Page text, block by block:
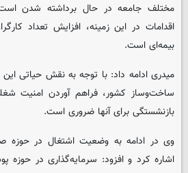
مختلف جامعه در حال برداشته شدن
اقدامات در این زمینه، افزایش تعداد
بیمه‌ای است.
میدری ادامه داد: با توجه به نقش حیاتی
ساخت‌وساز کشور، فراهم آوردن امنیت
بازنشستگی برای آنها ضروری است.
وی در ادامه به وضعیت اشتغال در حوزه
اشاره کرد و افزود: سرمایه‌گذاری در حوزه